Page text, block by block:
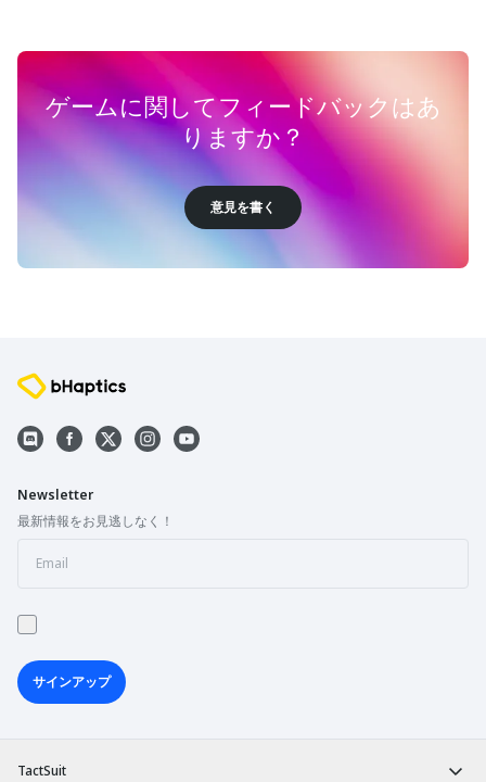
ゲームに関してフィードバックはあ
りますか？
意見を書く
TactSuit
Newsletter
最新情報をお見逃しなく！
サインアップ